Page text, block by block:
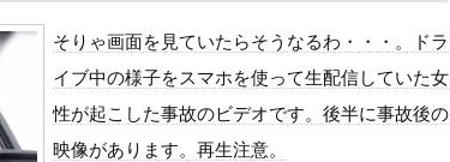
品だけずっと１５０円で売られつづける…
の性別が「Type-A」と「Type-B」に...
公式発表より死者多い！」中国政府「住民拘束！...
負けたのか」
そりゃ画面を見ていたらそうなるわ・・・。ドラ
イブ中の様子をスマホを使って生配信していた女
性が起こした事故のビデオです。後半に事故後の
映像があります。再生注意。